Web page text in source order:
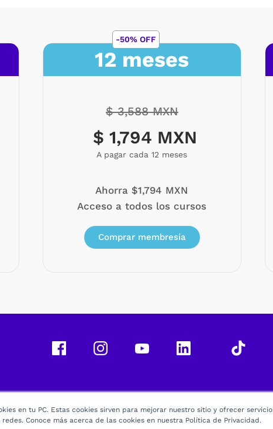
en tu PC. Estas cookies sirven para mejorar nuestro sitio y ofrecer
Conoce más acerca de las cookies en nuestra Política de Privacidad.
-50% OFF
12 meses
$ 3,588 MXN
$ 1,794 MXN
A pagar cada 12 meses
Ahorra $1,794 MXN
Acceso a todos los cursos
Comprar membresía